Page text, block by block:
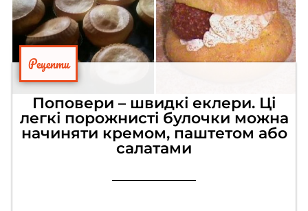
Рецепти
Поповери – швидкі еклери. Ці
легкі порожнисті булочки можна
начиняти кремом, паштетом або
салатами